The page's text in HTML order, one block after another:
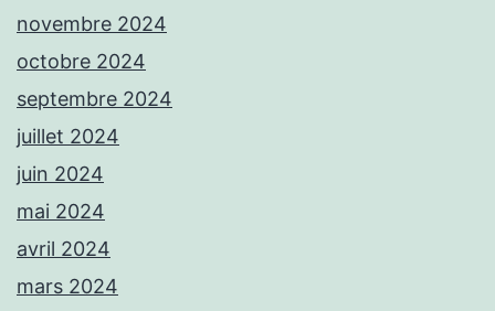
novembre 2024
octobre 2024
septembre 2024
juillet 2024
juin 2024
mai 2024
avril 2024
mars 2024